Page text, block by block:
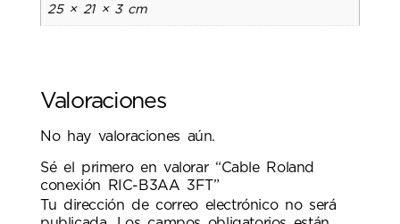
25 × 21 × 3 cm
Valoraciones
No hay valoraciones aún.
Sé el primero en valorar “Cable Roland
conexión RIC-B3AA 3FT”
Tu dirección de correo electrónico no será